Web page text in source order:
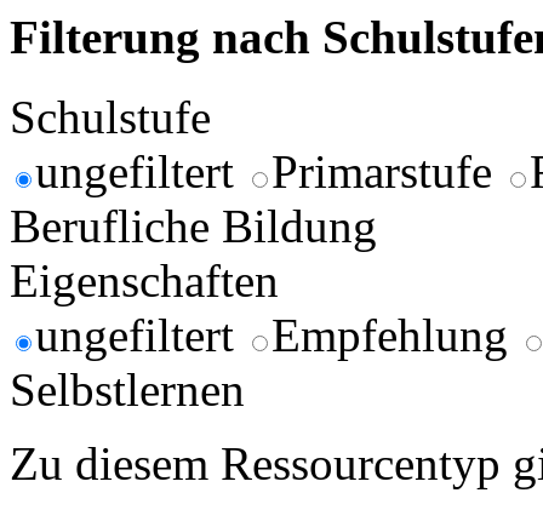
Filterung nach
Schulstufe
ungefiltert
Primarstufe
Berufliche Bildung
Eigenschaften
ungefiltert
Empfehlung
Selbstlernen
Zu diesem Ressourcentyp